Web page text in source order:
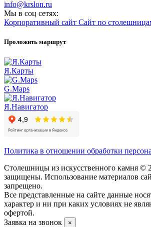
info@krslon.ru
Мы в соц сетях:
Корпоративный сайт Сайт по
Проложить маршрут
Я.Карты
G.Maps
Я.Навигатор
Политика в отношении обработки
Столешницы из искусственного камня ©
защищены. Использование материалов
запрещено.
Все представленные на сайте данные
характер и ни при каких условиях не
офертой.
Заявка на звонок
×